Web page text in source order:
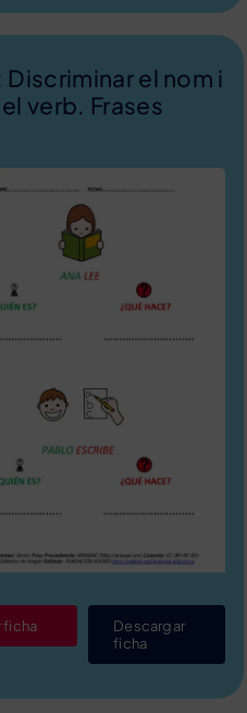
Discriminar el nom i
el verb. Frases
ficha
Descargar
ficha